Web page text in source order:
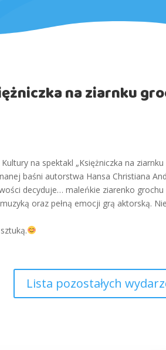
na ziarnku
na spektakl „Księżniczka na
baśni autorstwa Hansa Christiana
decyduje… maleńkie ziarenko
oraz pełną emocji grą aktorską.
Lista pozostałych